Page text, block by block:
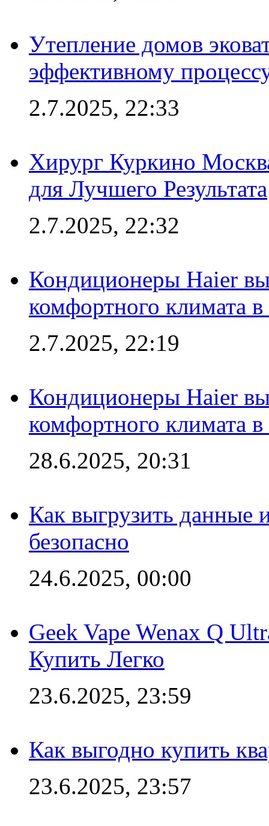
Утепление домов
эффективному
2.7.2025, 22:33
Хирург Куркино
для Лучшего Результата
2.7.2025, 22:32
Кондиционеры Haier
комфортного климата
2.7.2025, 22:19
Кондиционеры Haier
комфортного климата
28.6.2025, 20:31
Как выгрузить данные
безопасно
24.6.2025, 00:00
Geek Vape Wenax Q
Купить Легко
23.6.2025, 23:59
Как выгодно купить
23.6.2025, 23:57